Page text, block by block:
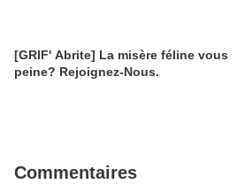
[GRIF' Abrite] La misère féline vous
peine? Rejoignez-Nous.
Commentaires